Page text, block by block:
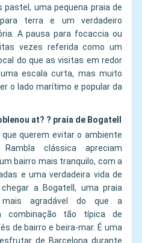
uma pequena praia de
terra e um verdadeiro
A pausa para focaccia ou
vezes referida como um
do que as visitas em redor
escala curta, mas muito
o lado marítimo e popular da
at? ? praia de Bogatell
querem evitar o ambiente
clássica apreciam
bairro mais tranquilo, com a
e uma verdadeira vida de
a Bogatell, uma praia
mais agradável do que a
combinação tão típica de
de bairro e beira-mar. É uma
de Barcelona durante